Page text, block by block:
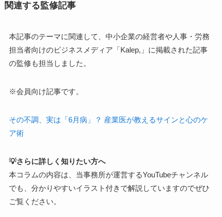
関連する監修記事
本記事のテーマに関連して、中小企業の経営者や人事・労務
担当者向けのビジネスメディア「Kalep,」に掲載された記事
の監修も担当しました。
※会員向け記事です。
その不調、実は「6月病」？ 産業医が教えるサインと心のケ
ア術
💡さらに詳しく知りたい方へ
本コラムの内容は、当事務所が運営するYouTubeチャンネル
でも、分かりやすいイラスト付きで解説していますのでぜひ
ご覧ください。